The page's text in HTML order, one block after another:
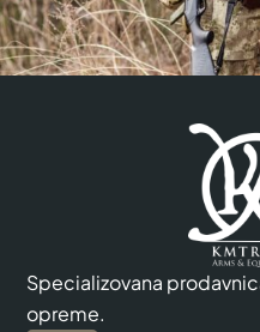
Specializovana
opreme.